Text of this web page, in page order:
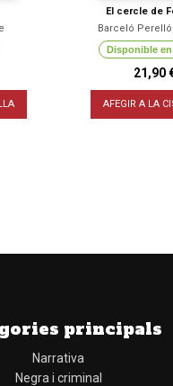
El cercle de
Barceló
Disponible en
21,90
AFEGIR A LA
principals
Narrativa
Negra i criminal